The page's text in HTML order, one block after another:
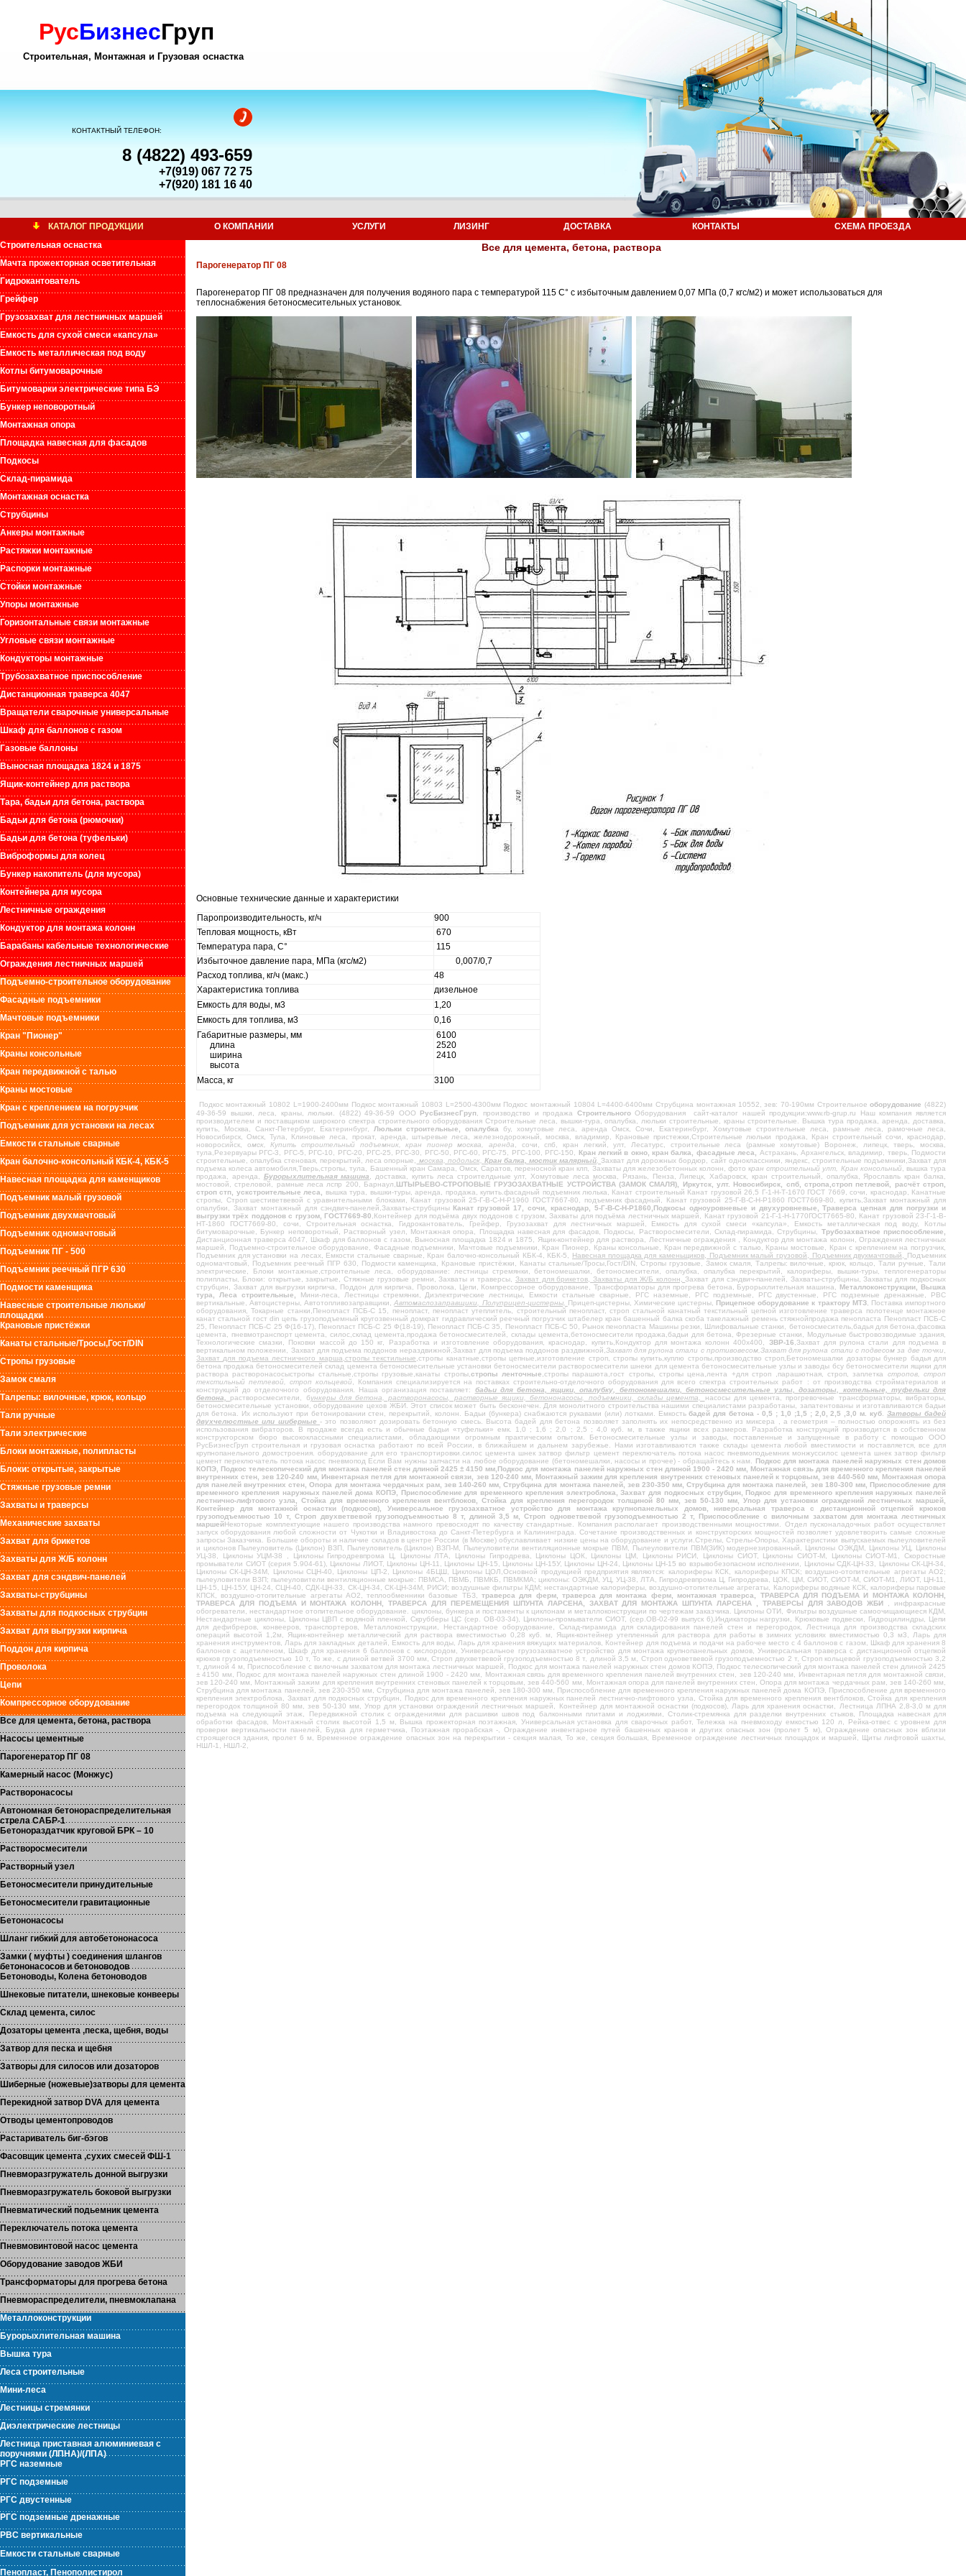
РусБизнесГруп
Строительная, Монтажная и Грузовая оснастка
КОНТАКТНЫЙ ТЕЛЕФОН:
8 (4822) 493-659
+7(919) 067 72 75
+7(920) 181 16 40
КАТАЛОГ ПРОДУКЦИИ О КОМПАНИИ УСЛУГИ ЛИЗИНГ ДОСТАВКА КОНТАКТЫ
СХЕМА ПРОЕЗДА
Строительная оснастка
Мачта прожекторная осветительная
Гидрокантователь
Грейфер
Грузозахват для лестничных маршей
Емкость для сухой смеси «капсула»
Емкость металлическая под воду
Котлы битумоварочные
Битумоварки электрические типа БЭ
Бункер неповоротный
Монтажная опора
Площадка навесная для фасадов
Подкосы
Склад-пирамида
Монтажная оснастка
Струбцины
Анкеры монтажные
Растяжки монтажные
Распорки монтажные
Стойки монтажные
Упоры монтажные
Горизонтальные связи монтажные
Угловые связи монтажные
Кондукторы монтажные
Трубозахватное приспособление
Дистанционная траверса 4047
Вращатели сварочные универсальные
Шкаф для баллонов с газом
Газовые баллоны
Выносная площадка 1824 и 1875
Ящик-контейнер для раствора
Тара, бадьи для бетона, раствора
Бадьи для бетона (рюмочки)
Бадьи для бетона (туфельки)
Виброформы для колец
Бункер накопитель (для мусора)
Контейнера для мусора
Лестничные ограждения
Кондуктор для монтажа колонн
Барабаны кабельные технологические
Ограждения лестничных маршей
Подъемно-строительное оборудование
Фасадные подъемники
Мачтовые подъемники
Кран "Пионер"
Краны консольные
Кран передвижной с талью
Краны мостовые
Кран с креплением на погрузчик
Подъемник для установки на лесах
Емкости стальные сварные
Кран балочно-консольный КБК-4, КБК-5
Навесная площадка для каменщиков
Подъемник малый грузовой
Подъемник двухмачтовый
Подъемник одномачтовый
Подъемник ПГ - 500
Подъемник реечный ПГР 630
Подмости каменщика
Навесные строительные люльки/
площадки
Крановые пристёжки
Канаты стальные/Тросы,Гост/DIN
Стропы грузовые
Замок смаля
Талрепы: вилочные, крюк, кольцо
Тали ручные
Тали электрические
Блоки монтажные, полипласты
Блоки: открытые, закрытые
Стяжные грузовые ремни
Захваты и траверсы
Механические захваты
Захват для брикетов
Захваты для Ж/Б колонн
Захват для сэндвич-панелей
Захваты-струбцины
Захваты для подкосных струбцин
Захват для выгрузки кирпича
Поддон для кирпича
Проволока
Цепи
Компрессорное оборудование
Все для цемента, бетона, раствора
Насосы цементные
Парогенератор ПГ 08
Камерный насос (Монжус)
Растворонасосы
Автономная бетонораспределительная
стрела САБР-1
Бетонораздатчик круговой БРК – 10
Растворосмесители
Растворный узел
Бетоносмесители принудительные
Бетоносмесители гравитационные
Бетононасосы
Шланг гибкий для автобетононасоса
Замки ( муфты ) соединения шлангов
бетононасосов и бетоноводов
Бетоноводы, Колена бетоноводов
Шнековые питатели, шнековые конвееры
Склад цемента, силос
Дозаторы цемента ,песка, щебня, воды
Затвор для песка и щебня
Затворы для силосов или дозаторов
Шиберные (ножевые)затворы для цемента
Перекидной затвор DVA для цемента
Отводы цементопроводов
Растариватель биг-бэгов
Фасовщик цемента ,сухих смесей ФШ-1
Пневморазгружатель донной выгрузки
Пневморазгружатель боковой выгрузки
Пневматический подьемник цемента
Переключатель потока цемента
Пневмовинтовой насос цемента
Оборудование заводов ЖБИ
Трансформаторы для прогрева бетона
Пневмораспределители, пневмоклапана
Металлоконструкции
Бурорыхлительная машина
Вышка тура
Леса строительные
Мини-леса
Лестницы стремянки
Диэлектрические лестницы
Лестница приставная алюминиевая с
поручнями (ЛПНА)/(ЛПА)
РГС наземные
РГС подземные
РГС двустенные
РГС подземные дренажные
РВС вертикальные
Емкости стальные сварные
Пенопласт, Пенополистирол
Все для цемента, бетона, раствора
Парогенератор ПГ 08
Парогенератор ПГ 08 предназначен для получения водяного пара с температурой 115 С° с избыточным давлением 0,07 МПа (0,7 кгс/м2) и может использоваться для
теплоснабжения бетоносмесительных установок.
Основные технические данные и характеристики
Паропроизводительность, кг/ч
900
Тепловая мощность, кВт
670
Температура пара, С°
115
Избыточное давление пара, МПа (кгс/м2)
0,007/0,7
Расход топлива, кг/ч (макс.)
48
Характеристика топлива
дизельное
Емкость для воды, м3
1,20
Емкость для топлива, м3
0,16
Габаритные размеры, мм
длина
ширина
высота
6100
2520
2410
Масса, кг 3100
Подкос монтажный 10802 L=1900-2400мм Подкос монтажный 10803 L=2500-4300мм Подкос монтажный 10804 L=4400-6400мм Струбцина монтажная 10552, зев: 70-190мм Строительноеоборудование (4822)
49-36-59 вышки, леса, краны, люльки. (4822) 49-36-59 ООО РусБизнесГруп , производство и продажа СтроительногоОборудования сайт-каталог нашей продукции:www.rb-grup.ru Наш компания является
производителем и поставщиком широкого спектра строительного оборудования Строительные леса, вышки-тура, опалубка, люльки строительные, краны строительные. Вышка тура продажа, аренда, доставка,
купить, Москва, Санкт-Петербург, Екатеринбург, Люльки строительные, опалубка бу, хомутовые леса, аренда Омск, Сочи, Екатеринбург, Хомутовые строительные леса, рамные леса, рамочные леса,
Новосибирск, Омск, Тула, Клиновые леса, прокат, аренда, штыревые леса, железнодорожный, москва, владимир, Крановые пристежки,Строительные люльки продажа, Кран строительный сочи, краснодар,
новоросийск, омск, Купить строительный подъемник, кран пионер москва, аренда
, сочи, спб, кран легкий, улт, Лесатурс, строительные леса (рамные хомутовые) Воронеж, липецк, тверь, москва,
тула,Резервуары РГС-3, РГС-5, РГС-10, РГС-20, РГС-25, РГС-30, РГС-50, РГС-60, РГС-75, РГС-100, РГС-150,
Кран легкий в окно, кран балка, фасадные леса, Астрахань, Архангельск, владимир, тверь, Подмости
строительные, опалубка стеновая, перекрытий, леса опорные,
москва, подольск, Кран балка, мостик малярный ,Захват для дорожных бордюр, сайт одноклассники, яндекс, строительные подъемники,Захват для
подъема колеса автомобиля,Тверь,стропы, тула, Башенный кран Самара, Омск, Саратов, переносной кран клп, Захваты для железобетонных колонн, фото кран строительный улт, Кран консольный , вышка тура
продажа, аренда, Бурорыхлительная машина
, доставка, купить леса строителдьные улт, Хомутовые леса москва, Рязань, Пенза, Липецк, Хабаровск, кран строительный, опалубка, Ярославль кран балка,
мостовой, стреловой, рамные леса лспр 200, Барнаул, ШТЫРЬЕВО-СТРОПОВЫЕ ГРУЗОЗАХВАТНЫЕ УСТРОЙСТВА (ЗАМОК СМАЛЯ), Иркутск, улт. Новосибирск, спб, стропа,строп петлевой, расчёт строп,
строп стп, ускстроительные леса,
вышка тура, вышки-туры, аренда, продажа, купить.фасадный подъемник люлька, Канат строительный Канат грузовой 26,5 Г-1-Н-Т-1670 ГОСТ 7669, сочи, краснодар, Канатные
стропы, Строп шестиветвевой с уравнительными блоками, Канат грузовой 25-Г-В-С-Н-Р1960 ГОСТ7667-80, подъемник фасадный, Канат грузовой 25-Г-В-С-Н-Р1860 ГОСТ7669-80, купить,Захват монтажный для
опалубки, Захват монтажный для сэндвич-панелей,Захваты-струбцины Канат грузовой 17, сочи, краснодар, 5-Г-В-С-Н-Р1860,Подкосы одноуровневые и двухуровневые, Траверса цепная для погрузки и
выгрузки трёх поддонов с грузом, ГОСТ7669-80 ,Контейнер для подъёма двух поддонов с грузом, Захваты для подъёма лестничных маршей, Канат грузовой 21-Г-1-Н-1770ГОСТ7665-80, Канат грузовой 23-Г-1-В-
НТ-1860 ГОСТ7669-80, сочи, Строительная оснастка, Гидрокантователь, Грейфер, Грузозахват для лестничных маршей, Емкость для сухой смеси «капсула», Емкость металлическая под воду, Котлы
битумоварочные, Бункер неповоротный, Растворный узел, Монтажная опора, Площадка навесная для фасадов, Подкосы, Растворосмесители, Склад-пирамида, Струбцины, Трубозахватное приспособление,
Дистанционная траверса 4047, Шкаф для баллонов с газом, Выносная площадка 1824 и 1875, Ящик-контейнер для раствора, Лестничные ограждения , Кондуктор для монтажа колонн, Ограждения лестничных
маршей, Подъемно-строительное оборудование, Фасадные подъемники, Мачтовые подъемники, Кран Пионер, Краны консольные, Кран передвижной с талью, Краны мостовые, Кран с креплением на погрузчик,
Подъемник для установки на лесах, Емкости стальные сварные, Кран балочно-консольный КБК-4, КБК-5, Навесная площадка для каменьщиков, Подъемник малый грузовой, Подъемник двухмачтовый, Подъемник
одномачтовый, Подъемник реечный ПГР 630, Подмости каменщика, Крановые пристёжки, Канаты стальные/Тросы,Гост/DIN, Стропы грузовые, Замок смаля, Талрепы: вилочные, крюк, кольцо, Тали ручные, Тали
электрические, Блоки монтажные,строительные леса, оборудование: лестницы стремянки, бетономешалки, бетоносмесители, опалубка, опалубка перекрытий, калориферы, вышки-туры, теплогенераторы
полипласты, Блоки: открытые, закрытые, Стяжные грузовые ремни, Захваты и траверсы, Захват для брикетов, Захваты для Ж/Б колонн,Захват для сэндвич-панелей, Захваты-струбцины, Захваты для подкосных
струбцин, Захват для выгрузки кирпича, Поддон для кирпича, Проволока, Цепи, Компрессорное оборудование, Трансформаторы для прогрева бетона, Бурорыхлительная машина, Металлоконструкции, Вышка
тура, Леса строительные,
Мини-леса, Лестницы стремянки, Диэлектрические лестницы, Емкости стальные сварные, РГС наземные, РГС подземные, РГС двустенные, РГС подземные дренажные, РВС
вертикальные, Автоцистерны, Автотопливозаправщики,Автомаслозаправщики, Полуприцеп-цистерны, Прицеп-цистерны, Химические цистерны, Прицепное оборудование к трактору МТЗ, Поставка импортного
оборудования, Токарные станки,Пенопласт ПСБ-С 15, пенопласт, пенопласт утеплитель, строительный пенопласт, строп стальной канатный текстильный цепной изготовление траверса полотенце монтажное
канат стальной гост din цепь грузоподъемный кругозвенный домкрат гидравлический реечный погрузчик штабелер кран башенный балка скоба такелажный ремень стяжнойпродажа пенопласта Пенопласт ПСБ-С
25, Пенопласт ПСБ-С 25 Ф(16-17), Пенопласт ПСБ-С 25 Ф(18-19), Пенопласт ПСБ-С 35, Пенопласт ПСБ-С 50, Рынок пенопласта Машины резки, Шлифовальные станки, бетоносмеситель,бадья для бетона,фасовка
цемента, пневмотранспорт цемента, силос,склад цемента,продажа бетоносмесителей, склады цемента,бетоносмесители продажа,бадьи для бетона, Фрезерные станки, Модульные быстровозводимые здания,
Технологические смазки, Поковки массой до 150 кг, Разработка и изготовление оборудования, краснодар, купить,Кондуктор для монтажа колонн 400х400,
ЗВР-16 ,Захват для рулона стали для подъема в
вертикальном положении, Захват для подъема поддонов нераздвижной,Захват для подъема поддонов раздвижной, Захват для рулона стали с противовесом,Захват для рулона стали с подвесом за две точки
Захват для подъема лестничного марша,стропы текстильные,стропы канатные,стропы цепные,изготовление строп, стропы купить,куплю стропы,производство строп,Бетономешалки дозаторы бункер бадья для
бетона продажа бетоносмесителей склад цемента бетоносмесительные установки бетоносмесители растворосмесители шнеки для цемента бетоносмесительные узлы и заводы бсу бетоносмесители ящики для
раствора растворонасосыстропы стальные,стропы грузовые,канаты стропы, стропы ленточные ,стропы парашюта,гост стропы, стропы цена,лента +для строп ,парашютная, строп, заплетка
стропов, строп
текстильный петлевой, строп кольцевой
, Компания специализируется на поставках строительно-отделочного оборудования для всего спектра строительных работ : от производства стройматериалов и
конструкций до отделочного оборудования. Наша организация поставляет: бадьи для бетона, ящики, опалубку, бетономешалки, бетоносмесительные узлы, дозаторы, котельные, туфельки для
бетона, растворосмесители, бункеры для бетона, растворонасосы, растворные ящики, бетононасосы, подъемники, склады цемента,
насосы для цемента, прогревочные трансформаторы, вибраторы,
бетоносмесительные установки, оборудование цехов ЖБИ. Этот список может быть бесконечен. Для монолитного строительства нашими специалистами разработаны, запатентованы и изготавливаются бадьи
для бетона. Их используют при бетонировании стен, перекрытий, колонн. Бадьи (бункера) снабжаются рукавами (или) лотками. Емкостьбадей для бетона - 0,5 ; 1,0 ;1,5 ; 2,0, 2,5 ,3,0 м. куб .Затворы бадей
двухчелюстные или шиберные- это позволяют дозировать бетонную смесь. Высота бадей для бетона позволяет заполнять их непосредственно из миксера , а геометрия – полностью опорожнять из без
использования вибраторов. В продаже всегда есть и обычные бадьи «туфельки» емк. 1,0 ; 1,6 ; 2,0 ; 2,5 ; 4,0 куб. м, в также ящики всех размеров. Разработка конструкций производится в собственном
конструкторском бюро высококлассными специалистами, обладающими огромным практическим опытом. Бетоносмесительные узлы и заводы, поставленные и запущенные в работу с помощью ООО
РусБизнесГруп строительная и грузовая оснастка работают по всей России, в ближайшем и дальнем зарубежье. Нами изготавливаются также склады цемента любой вместимости и поставляется, все для
крупнопанельного домостроения. оборудование для его транспортировки.силос цемента шнек затвор фильтр цемент переключатель потока насос пневмоподьемник монжуссилос цемента шнек затвор фильтр
цемент переключатель потока насос пневмопод Если Вам нужны запчасти на любое оборудование (бетономешалки, насосы и прочее) - обращайтесь к нам.
Подкос для монтажа панелей наружных стен домов
КОПЭ, Подкос телескопический для монтажа панелей стен длиной 2425 ± 4150 мм,Подкос для монтажа панелей наружных стен длиной 1900 - 2420 мм, Монтажная связь для временного крепления панелей
внутренних стен, зев 120-240 мм, Инвентарная петля для монтажной связи, зев 120-240 мм, Монтажный зажим для крепления внутренних стеновых панелей к торцовым, зев 440-560 мм, Монтажная опора
для панелей внутренних стен, Опора для монтажа чердачных рам, зев 140-260 мм, Струбцина для монтажа панелей, зев 230-350 мм, Струбцина для монтажа панелей, зев 180-300 мм, Приспособление для
временного крепления наружных панелей дома КОПЭ, Приспособление для временного крепления электроблока, Захват для подкосных струбцин, Подкос для временного крепления наружных панелей
лестнично-лифтового узла, Стойка для временного крепления вентблоков, Стойка для крепления перегородок толщиной 80 мм, зев 50-130 мм, Упор для установки ограждений лестничных маршей,
Контейнер для монтажной оснастки (подкосов), Универсальное грузозахватное устройство для монтажа крупнопанельных домов, ниверсальная траверса с дистанционной отцепкой крюков
грузоподъемностью 10 т, Строп двухветвевой грузоподъемностью 8 т, длиной 3,5 м, Строп одноветвевой грузоподъемностью 2 т, Приспособление с вилочным захватом для монтажа лестничных
маршейНекоторые комплектующие нашего производства намного превосходят по качеству стандартные. Компания располагает производственными мощностями. Отдел пусконаладочных работ осуществляет
запуск оборудования любой сложности от Чукотки и Владивостока до Санкт-Петербурга и Калининграда. Сочетание производственных и конструкторских мощностей позволяет удовлетворить самые сложные
запросы Заказчика. Большие обороты и наличие складов в центре России (в Москве) обуславливает низкие цены на оборудование и услуги.Стрелы, Стрелы-Опоры, Характеристики выпускаемых пылеуловителей
и циклонов Пылеуловитель (Циклон) ВЗП, Пылеуловитель (Циклон) ВЗП-М, Пылеуловители вентиляционные мокрые ПВМ, Пылеуловители ПВМ(ЗИК) модернезированный, Циклоны ОЭКДМ, Циклоны УЦ, Циклоны
УЦ-38, Циклоны УЦМ-38 , Циклоны Гипродревпрома Ц, Циклоны ЛТА, Циклоны Гипродрева, Циклоны ЦОК, Циклоны ЦМ, Циклоны РИСИ, Циклоны СИОТ, Циклоны СИОТ-М, Циклоны СИОТ-М1, Скоростные
промыватели СИОТ (серия 5.904-61), Циклоны ЛИОТ, Циклоны ЦН-11, Циклоны ЦН-15, Циклоны ЦН-15У, Циклоны ЦН-24, Циклоны ЦН-15 во взрывобезопасном исполнении, Циклоны СДК-ЦН-33, Циклоны СК-ЦН-34,
Циклоны СК-ЦН-34М, Циклоны СЦН-40, Циклоны ЦП-2, Циклоны 4БЦШ, Циклоны ЦОЛ,Основной продукцией предприятия являются: калориферы КСК, калориферы КПСК; воздушно-отопительные агрегаты АО2;
пылеуловители ВЗП; пылеуловители вентиляционные мокрые: ПВМСА, ПВМБ, ПВМКБ, ПВМКМА; циклоны: ОЭКДМ, УЦ, УЦ-38, ЛТА, Гипродревпрома Ц, Гипродрева, ЦОК, ЦМ, СИОТ, СИОТ-М, СИОТ-М1, ЛИОТ, ЦН-11,
ЦН-15, ЦН-15У, ЦН-24, СЦН-40, СДК-ЦН-33, СК-ЦН-34, СК-ЦН-34М, РИСИ; воздушные фильтры КДМ; нестандартные калориферы, воздушно-отопительные агрегаты, Калориферы водяные КСК, калориферы паровые
КПСК, воздушно-отопительные агрегаты АО2, теплообменники базовые ТБЗ, траверса для ферм, траверса для монтажа ферм, монтажная траверса, ТРАВЕРСА ДЛЯ ПОДЪЕМА И МОНТАЖА КОЛОНН,
ТРАВЕРСА ДЛЯ ПОДЪЕМА И МОНТАЖА КОЛОНН, ТРАВЕРСА ДЛЯ ПЕРЕМЕЩЕНИЯ ШПУНТА ЛАРСЕНА, ЗАХВАТ ДЛЯ МОНТАЖА ШПУНТА ЛАРСЕНА , ТРАВЕРСЫ ДЛЯ ЗАВОДОВ ЖБИ
, инфракрасные
обогреватели, нестандартное отопительное оборудование. циклоны, бункера и постаменты к циклонам и металлоконструкции по чертежам заказчика. Циклоны ОТИ, Фильтры воздушные самоочищающиеся КДМ,
Нестандартные циклоны, Циклоны ЦВП с водяной пленкой, Скрубберы ЦС (сер. ОВ-03-34), Циклоны-промыватели СИОТ, (сер.ОВ-02-99 выпуск 6),Индикаторы нагрузки, Крюковые подвески, Гидроцилиндры, Цепи
для дефибреров, конвееров, транспортеров, Металлоконструкции, Нестандартное оборудование, Склад-пирамида для складирования панелей стен и перегородок, Лестница для производства складских
операций высотой 1,2м, Ящик-контейнер металлический для раствора вместимостью 0,28 куб. м, Ящик-контейнер утепленный для раствора для работы в зимних условиях вместимостью 0,3 м3, Ларь для
хранения инструментов, Ларь для закладных деталей, Емкость для воды, Ларь для хранения вяжущих материалов, Контейнер для подъема и подачи на рабочее место с 4 баллонов с газом, Шкаф для хранения 8
баллонов с ацетиленом, Шкаф для хранения 6 баллонов с кислородом, Универсальное грузозахватное устройство для монтажа крупнопанельных домов, Универсальная траверса с дистанционной отцепкой
крюков грузоподъемностью 10 т, То же, с длиной ветвей 3700 мм, Строп двухветвевой грузоподъемностью 8 т, длиной 3,5 м, Строп одноветвевой грузоподъемностью 2 т, Строп кольцевой грузоподъемностью 3,2
т, длиной 4 м, Приспособление с вилочным захватом для монтажа лестничных маршей, Подкос для монтажа панелей наружных стен домов КОПЭ, Подкос телескопический для монтажа панелей стен длиной 2425
± 4150 мм, Подкос для монтажа панелей наружных стен длиной 1900 - 2420 мм, Монтажная связь для временного крепления панелей внутренних стен, зев 120-240 мм, Инвентарная петля для монтажной связи,
зев 120-240 мм, Монтажный зажим для крепления внутренних стеновых панелей к торцовым, зев 440-560 мм, Монтажная опора для панелей внутренних стен, Опора для монтажа чердачных рам, зев 140-260 мм,
Струбцина для монтажа панелей, зев 230-350 мм, Струбцина для монтажа панелей, зев 180-300 мм, Приспособление для временного крепления наружных панелей дома КОПЭ, Приспособление для временного
крепления электроблока, Захват для подкосных струбцин, Подкос для временного крепления наружных панелей лестнично-лифтового узла, Стойка для временного крепления вентблоков, Стойка для крепления
перегородок толщиной 80 мм, зев 50-130 мм, Упор для установки ограждений лестничных маршей, Контейнер для монтажной оснастки (подкосов), Ларь для хранения оснастки, Лестница ЛПНА 2,8-3,0 м для
подъема на следующий этаж, Передвижной столик с ограждениями для расшивки швов под балконными плитами и лоджиями, Столик-стремянка для разделки внутренних стыков, Площадка навесная для
обработки фасадов, Монтажный столик высотой 1,5 м, Вышка прожекторная поэтажная, Универсальная установка для сварочных работ, Тележка на пневмоходу емкостью 120 л, Рейка-отвес с уровнем для
проверки вертикальности панелей, Будка для герметчика, Поэтажная прорабская -, Ограждение инвентарное путей башенных кранов и других опасных зон (пролет 5 м), Ограждение опасных зон вблизи
строящегося здания, пролет 6 м, Временное ограждение опасных зон на перекрытии - секция малая, То же, секция большая, Временное ограждение лестничных площадок и маршей, Щиты лифтовой шахты,
НШЛ-1, НШЛ-2,